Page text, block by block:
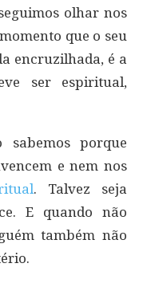
olhar nos
que o seu
encruzilhada, é a
ser espiritual,
porque
e nem nos
. Talvez seja
E quando não
também não